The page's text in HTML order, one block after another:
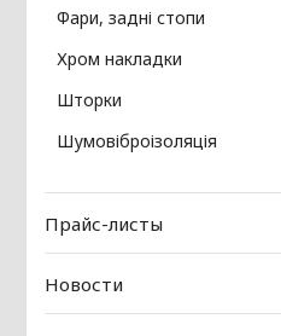
Фари, задні стопи
Хром накладки
Шторки
Шумовіброізоляція
Прайс-листы
Новости